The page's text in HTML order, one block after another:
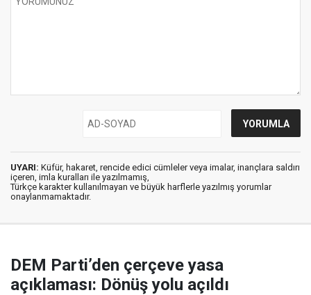
UYARI: Küfür, hakaret, rencide edici cümleler veya imalar, inançlara saldırı
içeren, imla kuralları ile yazılmamış,
Türkçe karakter kullanılmayan ve büyük harflerle yazılmış yorumlar
onaylanmamaktadır.
DEM Parti’den çerçeve yasa
açıklaması: Dönüş yolu açıldı